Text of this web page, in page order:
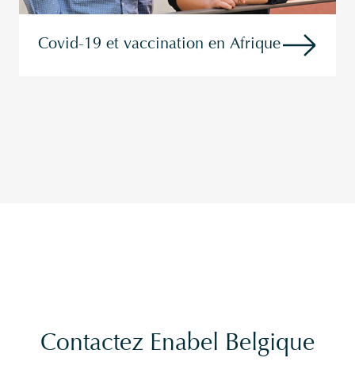
Covid-19 et vaccination en Afrique
Contactez Enabel Belgique